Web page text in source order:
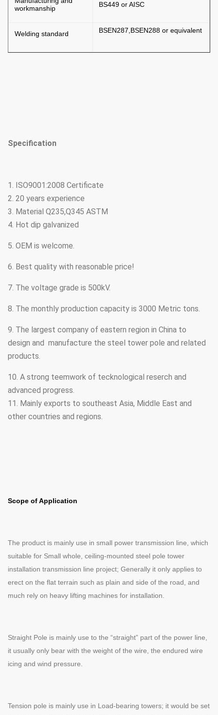
workmanship
BS449 or AISC
Welding standard BSEN287,BSEN288 or equivalent
Specification
1. ISO9001:2008 Certificate
2. 20 years experience
3. Material Q235,Q345 ASTM
4. Hot dip galvanized
5. OEM is welcome.
6. Best quality with reasonable price!
7. The voltage grade is 500kV.
8. The monthly production capacity is 3000 Metric tons.
9. The largest company of eastern region in China to
design and manufacture the steel tower pole and related
products.
10. A strong teemwork of tecknological reserch and
advanced progress.
11. Mainly exports to southeast Asia, Middle East and
other countries and regions.
Scope of Application
The product is mainly use in small power transmission line, which
suitable for Small whole, ceiling-mounted steel pole tower
installation transmission line project; Generally it only applies to
erect on the flat terrain such as plain and side of the road, and
much rely on heavy lifting machines for installation.
Straight Pole is mainly use to the “straight” part of the power line,
it usually only bear with the weight of the wire, the endured wire
icing and wind pressure.
Tension pole is mainly use in Load-bearing towers; it would be set